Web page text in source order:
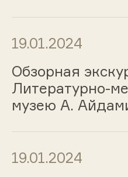
19.01.2024
Обзорная
Литературно-
музею А.
19.01.2024